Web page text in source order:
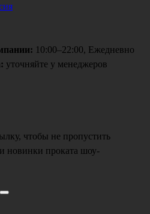
10:00–22:00, Ежедневно
уточняйте у менеджеров
чтобы не пропустить
новинки проката шоу-